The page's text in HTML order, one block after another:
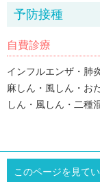
予防接種
自費診療
インフルエンザ・肺
麻しん・風しん・お
しん・風しん・二種
このページを見て